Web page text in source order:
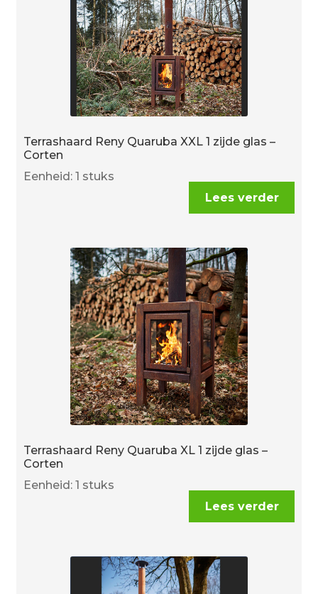
Terrashaard Reny Quaruba XXL 1 zijde glas –
Corten
Eenheid: 1 stuks
Lees verder
Terrashaard Reny Quaruba XL 1 zijde glas –
Corten
Eenheid: 1 stuks
Lees verder